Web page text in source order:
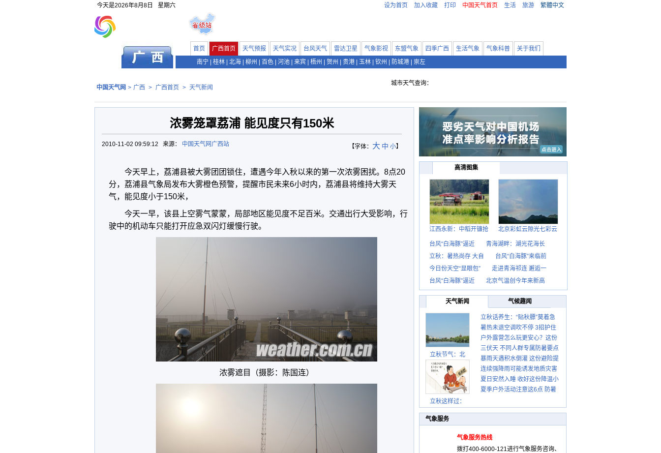
今天是2026年8月8日 星期六 设为首页 加入收藏 打印 中国天气首页 生活 旅游 繁體中文
首页 广西首页 天气预报 天气实况 台风天气 雷达卫星 气象影视 东盟气象 四季广西 生活气象 气象科普
关于我们
南宁
桂林 北海 柳州 百色 河池 来宾 梧州 贺州 贵港 玉林 钦州 防城港 崇左
中国天气网 > 广西 > 广西首页 > 天气新闻
城市天气查询：
浓雾笼罩荔浦 能见度只有150米
【字体： 大 中 小】
2010-11-02 09:59:12 来源： 中国天气网广西站
今天早上，荔浦县被大雾团团锁住，遭遇今年入秋以来的第一次浓雾困扰。8点20
分，荔浦县气象局发布大雾橙色预警，提醒市民未来6小时内，荔浦县将维持大雾天
气，能见度小于150米，
今天一早，该县上空雾气蒙蒙，局部地区能见度不足百米。交通出行大受影响，行
驶中的机动车只能打开应急双闪灯缓慢行驶。
浓雾遮目（摄影：陈国连）
高清图集
江西永新：中稻开镰抢 北京彩虹云隙光七彩云
台风“白海豚”逼近
青海湖畔：湖光花海长
立秋：暑热尚存 大自
台风“白海豚”来临前
今日份天空“显眼包”
走进青海祁连 邂逅一
台风“白海豚”逼近
北京气温创今年来新高
天气新闻 气候趣闻
立秋节气：北
立秋这样过：
立秋话养生：“贴秋膘”莫着急
先清暑再防燥
暑热未退空调吹不停 3招护住
肩颈不酸痛
户外露营怎么玩更安心？这份
攻略请收好
三伏天 不同人群专属防暑要点
请收好
暴雨天遇积水倒灌 这份避险提
示请收好
连续强降雨可能诱发地质灾害
这些前兆要知道
夏日安然入睡 收好这份降温小
贴士
夏季户外活动注意这6点 防暑
气象服务
气象服务热线
拨打400-6000-121进行气象服务咨询、